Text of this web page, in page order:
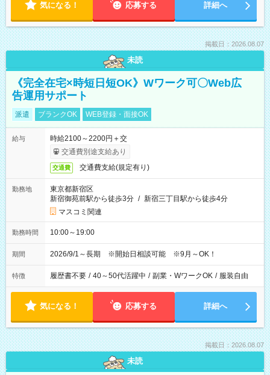
気になる！ 応募する 詳細へ
掲載日：2026.08.07
未読
《完全在宅×時短日短OK》Wワーク可〇Web広
告運用サポート
派遣 ブランクOK WEB登録・面接OK
給与
時給2100～2200円＋交
交通費別途支給あり
交通費 交通費支給(規定有り)
勤務地
東京都新宿区
新宿御苑前駅から徒歩3分 / 新宿三丁目駅から徒歩4分
マスコミ関連
勤務時間 10:00～19:00
期間 2026/9/1～長期 ※開始日相談可能 ※9月～OK！
特徴 履歴書不要 / 40～50代活躍中 / 副業・WワークOK / 服装自由
気になる！ 応募する 詳細へ
掲載日：2026.08.07
未読